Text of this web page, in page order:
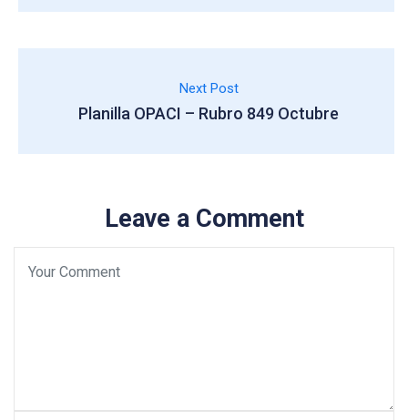
Next Post
Planilla OPACI – Rubro 849 Octubre
Leave a Comment